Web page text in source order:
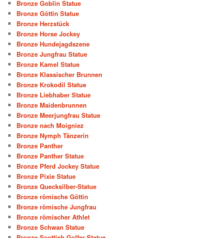
Bronze Goblin Statue
Bronze Göttin Statue
Bronze Herzstück
Bronze Horse Jockey
Bronze Hundejagdszene
Bronze Jungfrau Statue
Bronze Kamel Statue
Bronze Klassischer Brunnen
Bronze Krokodil Statue
Bronze Liebhaber Statue
Bronze Maidenbrunnen
Bronze Meerjungfrau Statue
Bronze nach Moigniez
Bronze Nymph Tänzerin
Bronze Panther
Bronze Panther Statue
Bronze Pferd Jockey Statue
Bronze Pixie Statue
Bronze Quecksilber-Statue
Bronze römische Göttin
Bronze römische Jungfrau
Bronze römischer Athlet
Bronze Schwan Statue